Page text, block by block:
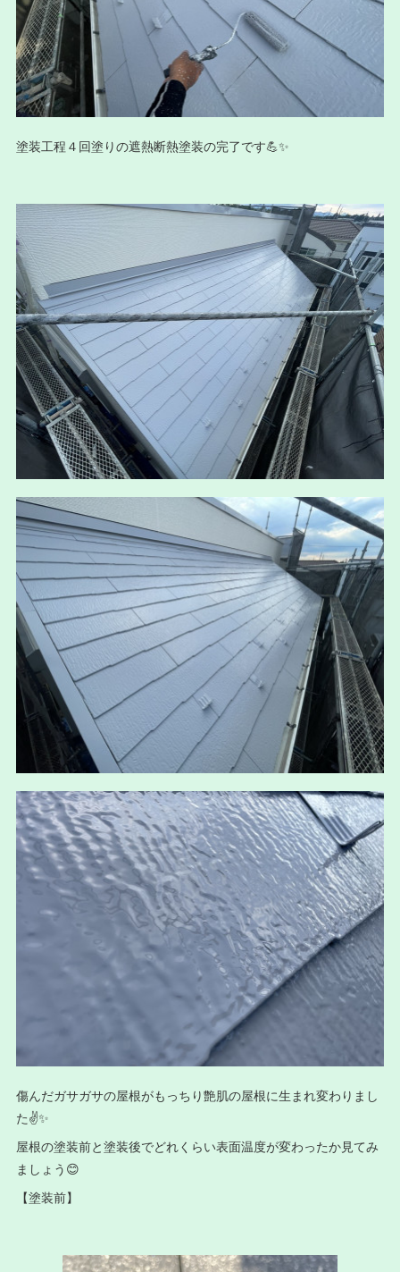
塗装工程４回塗りの遮熱断熱塗装の完了です💪✨
傷んだガサガサの屋根がもっちり艶肌の屋根に生まれ変わりまし
た✌️✨
屋根の塗装前と塗装後でどれくらい表面温度が変わったか見てみ
ましょう😊
【塗装前】